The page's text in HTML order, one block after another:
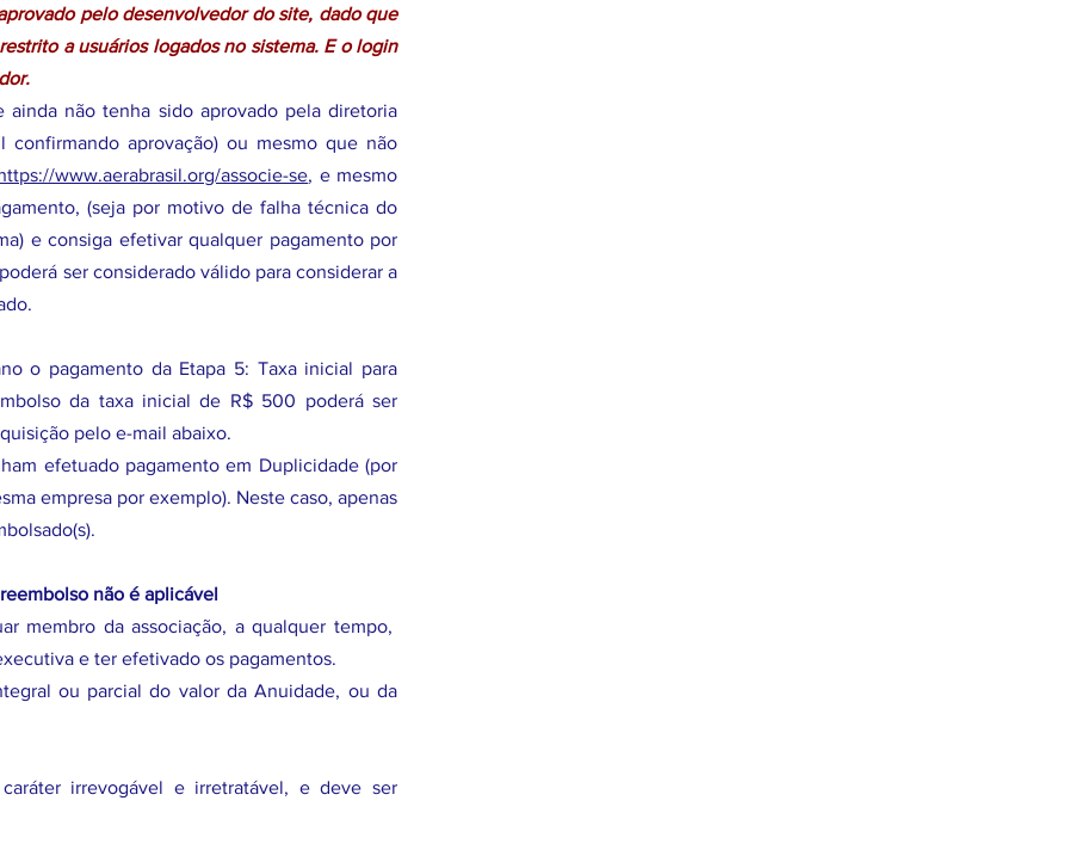
pelo desenvolvedor do site, dado que
a usuários logados no sistema. E o login
não tenha sido aprovado pela diretoria
aprovação) ou mesmo que não
www.aerabrasil.org/associe-se, e mesmo
(seja por motivo de falha técnica do
e consiga efetivar qualquer pagamento por
ser considerado válido para considerar a
o pagamento da Etapa 5: Taxa inicial para
da taxa inicial de R$ 500 poderá ser
pelo e-mail abaixo.
efetuado pagamento em Duplicidade (por
empresa por exemplo). Neste caso, apenas
não é aplicável
membro da associação, a qualquer tempo,
e ter efetivado os pagamentos.
ou parcial do valor da Anuidade, ou da
irrevogável e irretratável, e deve ser